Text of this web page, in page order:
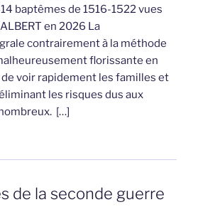
baptêmes de 1516-1522 vues
en 2026 La
contrairement à la méthode
florissante en
voir rapidement les familles et
les risques dus aux
[…]
de la seconde guerre